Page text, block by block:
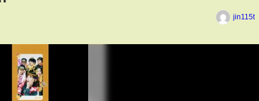
jin115t